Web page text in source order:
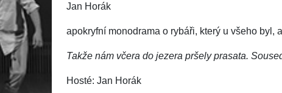
Jan Horák
apokryfní monodrama o rybáři, který u všeho byl,
Takže nám včera do jezera pršely prasata.
Hosté: Jan Horák